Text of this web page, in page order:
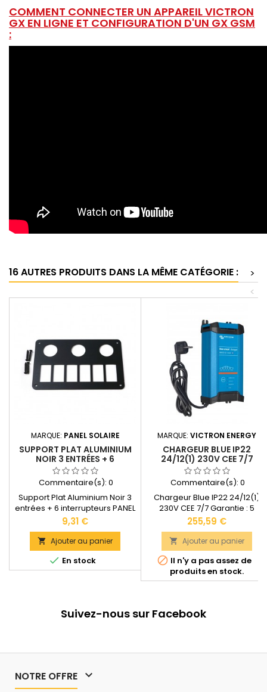
COMMENT CONNECTER UN APPAREIL VICTRON
GX EN LIGNE ET CONFIGURATION D'UN GX GSM
:
16 AUTRES PRODUITS DANS LA MÊME CATÉGORIE :
>
<
MARQUE: PANEL SOLAIRE
SUPPORT PLAT ALUMINIUM
NOIR 3 ENTRÉES + 6
INTERRUPTEURS PANEL
SOLAIRE
Commentaire(s): 0
Support Plat Aluminium Noir 3
entrées + 6 interrupteurs PANEL
SOLAIRE Emplacements pour
entrées : 3 Emplacements pour
interrupteurs : 6 Matériau utilisé
: Aluminium Dimensions : 180 x
110 x 3 mm
Prix
9,31 €
 Ajouter au panier
 En stock
MARQUE: VICTRON ENERGY
CHARGEUR BLUE IP22
24/12(1) 230V CEE 7/7
Commentaire(s): 0
Chargeur Blue IP22 24/12(1)
230V CEE 7/7 Garantie : 5
ansCourant de charge : 12A en
mode normal - 6A en mode
nuit (silencieux)Bornier : 13
mm2 - 1 sortieDimensions: 235
x 108 x 65 mmPoids : 1,3
kgBluetooth intégré.
Compatibles avec les
disponible dans les
Prix
255,59 €
 Ajouter au panier
 Il n'y a pas assez de
produits en stock.
Suivez-nous sur Facebook
NOTRE OFFRE 